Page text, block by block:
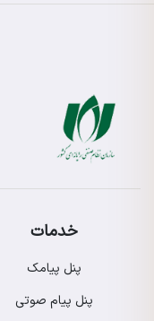
خدمات
پنل پیامک
پنل پیام صوتی